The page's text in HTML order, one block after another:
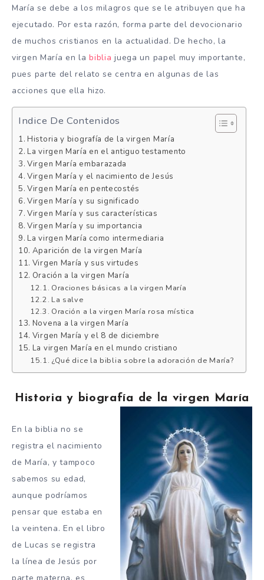
María se debe a los milagros que se le atribuyen que ha
ejecutado. Por esta razón, forma parte del devocionario
de muchos cristianos en la actualidad. De hecho, la
virgen María en labiblia juega un papel muy importante,
pues parte del relato se centra en algunas de las
acciones que ella hizo.
Indice De Contenidos
Historia y biografía de la virgen María
La virgen María en el antiguo testamento
Virgen María embarazada
Virgen María y el nacimiento de Jesús
Virgen María en pentecostés
Virgen María y su significado
Virgen María y sus características
Virgen María y su importancia
La virgen María como intermediaria
Aparición de la virgen María
Virgen María y sus virtudes
Oración a la virgen María
Oraciones básicas a la virgen María
La salve
Oración a la virgen María rosa mística
Novena a la virgen María
Virgen María y el 8 de diciembre
La virgen María en el mundo cristiano
¿Qué dice la biblia sobre la adoración de María?
Historia y biografía de la virgen María
En la biblia no se
registra el nacimiento
de María, y tampoco
sabemos su edad,
aunque podríamos
pensar que estaba en
la veintena. En el libro
de Lucas se registra
la línea de Jesús por